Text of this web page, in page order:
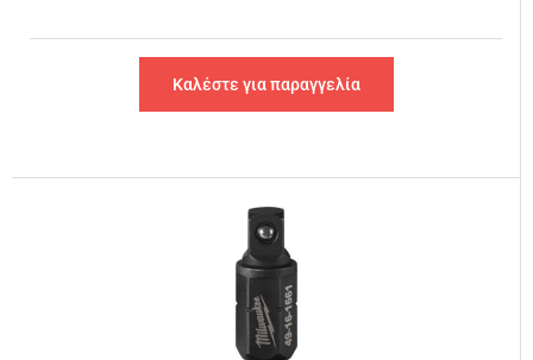
Καλέστε για παραγγελία